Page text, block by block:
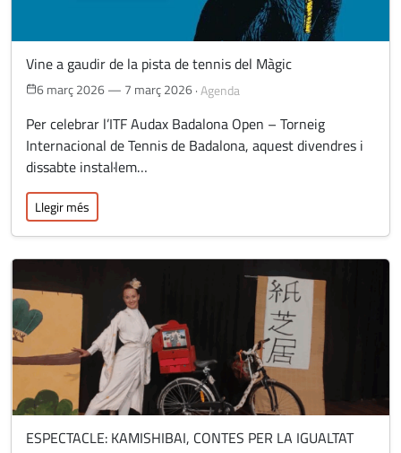
Vine a gaudir de la pista de tennis del Màgic
6 març 2026 — 7 març 2026· Agenda
Per celebrar l’ITF Audax Badalona Open – Torneig
Internacional de Tennis de Badalona, aquest divendres i
dissabte instal·lem…
Llegir més
ESPECTACLE: KAMISHIBAI, CONTES PER LA IGUALTAT